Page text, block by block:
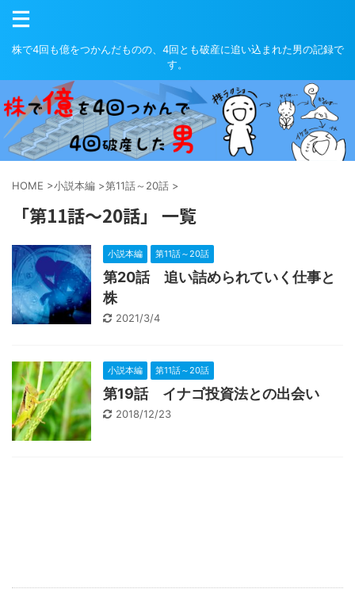
株で4回も億をつかんだものの、4回とも破産に追い込まれた男の記録で
す。
HOME >小説本編 >第11話～20話 >
「第11話～20話」 一覧
小説本編 第11話～20話
第20話 追い詰められていく仕事と
株
2021/3/4
小説本編 第11話～20話
第19話 イナゴ投資法との出会い
2018/12/23